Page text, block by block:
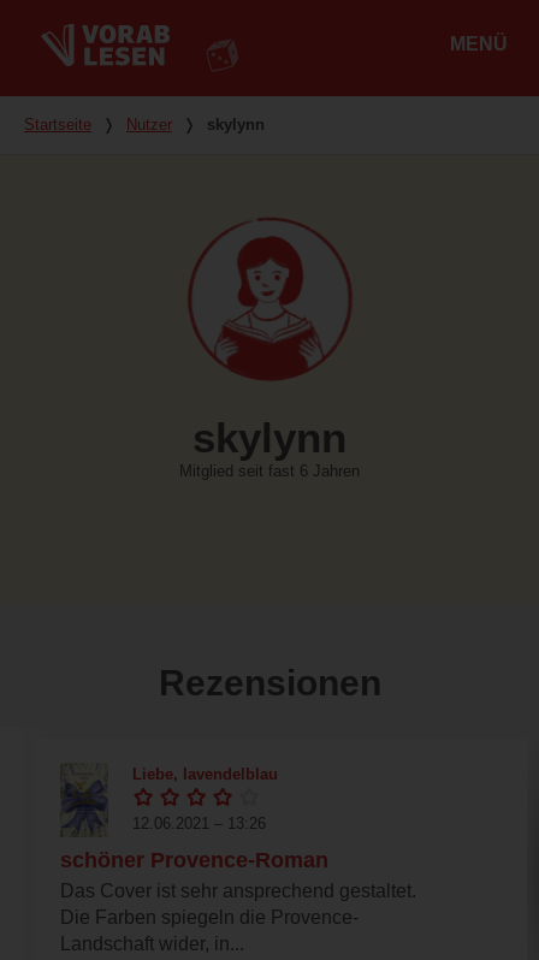
MENÜ
Du bist hier
Startseite ❭ Nutzer ❭ skylynn
skylynn
Mitglied seit fast 6 Jahren
Rezensionen
Liebe, lavendelblau
12.06.2021 – 13:26
schöner Provence-Roman
Das Cover ist sehr ansprechend gestaltet.
Die Farben spiegeln die Provence-
Landschaft wider, in...